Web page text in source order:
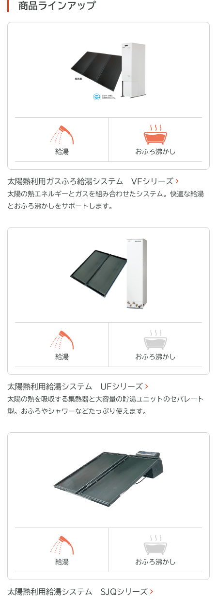
商品ラインアップ
給湯 おふろ沸かし
太陽熱利用ガスふろ給湯システム VFシリーズ
太陽の熱エネルギーとガスを組み合わせたシステム。快適な給湯
とおふろ沸かしをサポートします。
給湯 おふろ沸かし
太陽熱利用給湯システム UFシリーズ
太陽の熱を吸収する集熱器と大容量の貯湯ユニットのセパレート
型。おふろやシャワーなどたっぷり使えます。
給湯 おふろ沸かし
太陽熱利用給湯システム SJQシリーズ